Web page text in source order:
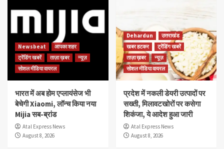
Newsbeat
आपका शहर
ट्रेंडिंग खबरें
ताज़ा ख़बर
न्यूज़
सोशल मीडिया वायरल
भारत में अब होम एप्लायंसेज भी
बेचेगी Xiaomi, लॉन्च किया नया
Mijia सब-ब्रांड
Atal Express News
August 8, 2026
Dehardun
उत्तराखंड
खबर हटकर
ट्रेंडिंग खबरें
ताज़ा ख़बर
न्यूज़
सोशल मीडिया वायरल
प्रदेश में नकली डेयरी उत्पादों पर
सख्ती, मिलावटखोरों पर कसेगा
शिकंजा, ये आदेश हुआ जारी
Atal Express News
August 8, 2026